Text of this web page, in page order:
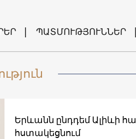
ՊԱՏՄՈՒԹՅՈՒՆՆԵՐ
Երևանն ընդդեմ Ալիևի
հստակեցնում